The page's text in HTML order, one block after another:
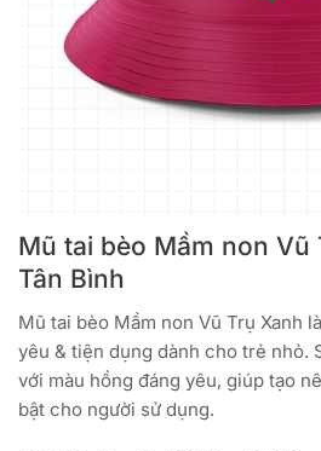
Mũ tai bèo Mầm non Vũ
Tân Bình
Mũ tai bèo Mầm non Vũ Trụ Xanh
yêu & tiện dụng dành cho trẻ nhỏ.
với màu hồng đáng yêu, giúp tạo
bật cho người sử dụng.